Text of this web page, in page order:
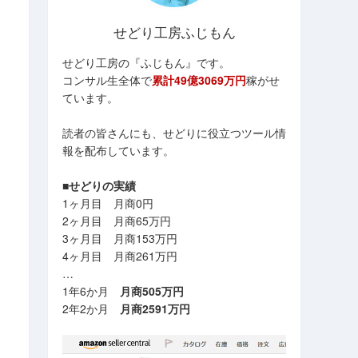
せどり工房ふじもん
せどり工房の『ふじもん』です。
コンサル生全体で累計49億3069万円稼がせ
ています。
読者の皆さんにも、せどりに役立つツール情
報を配布しています。
■せどりの実績
1ヶ月目 月商0円
2ヶ月目 月商65万円
3ヶ月目 月商153万円
4ヶ月目 月商261万円
…
1年6か月 月商505万円
2年2か月 月商2591万円